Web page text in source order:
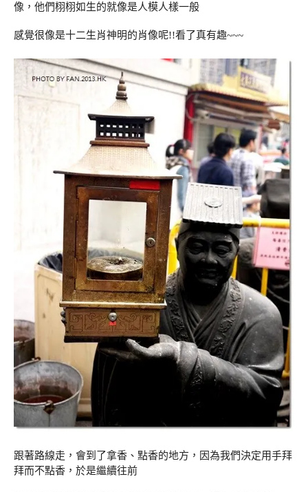
像，他們栩栩如生的就像是人模人樣一般
感覺很像是十二生肖神明的肖像呢!!看了真有趣~~~
跟著路線走，會到了拿香、點香的地方，因為我們決定用手拜
拜而不點香，於是繼續往前